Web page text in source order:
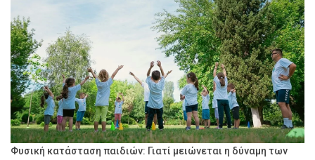
Φυσική κατάσταση παιδιών: Γιατί μειώνεται η δύναμη των